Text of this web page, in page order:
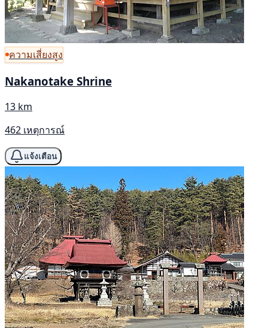
ความเสี่ยงสูง
Nakanotake Shrine
13 km
462 เหตุการณ์
แจ้งเตือน